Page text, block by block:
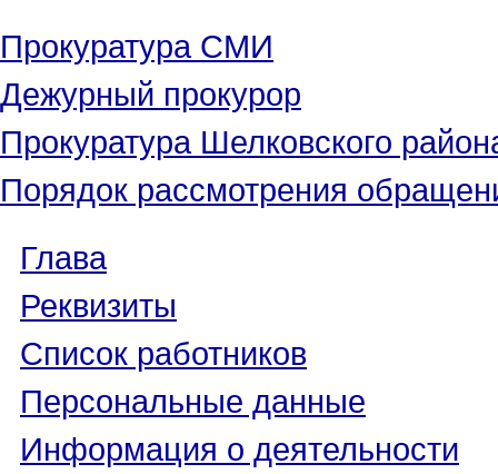
Прокуратура СМИ
Дежурный прокурор
Прокуратура Шелковского
Порядок рассмотрения
Глава
Реквизиты
Список работников
Персональные данные
Информация о деятельности